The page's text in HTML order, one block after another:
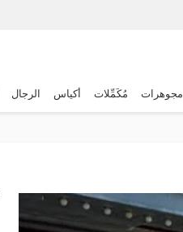
مجوهرات مُكَمِّلات أكياس الرجال